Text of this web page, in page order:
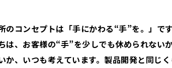
のコンセプトは「手にかわる“手”を。」です
は、お客様の“手”を少しでも休められない
か、いつも考えています。製品開発と同じ